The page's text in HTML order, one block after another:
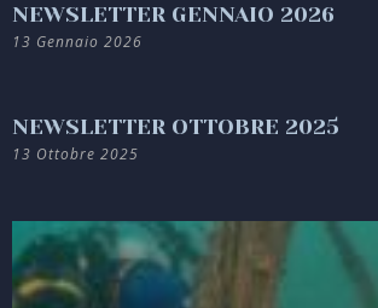
NEWSLETTER GENNAIO 2026
13 Gennaio 2026
NEWSLETTER OTTOBRE 2025
13 Ottobre 2025